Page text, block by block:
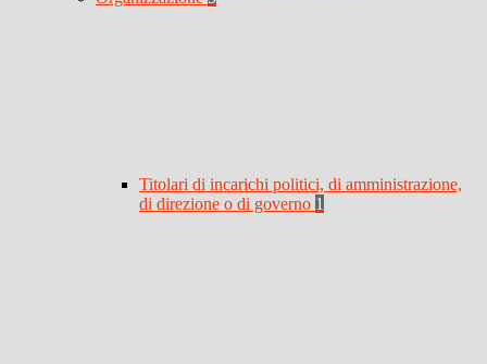
Titolari di incarichi politici, di amministrazione,
di direzione o di governo 1